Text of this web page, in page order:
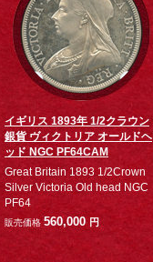
イギリス 1893年 1/2クラウン
銀貨 ヴィクトリア オールドヘ
ッド NGC PF64CAM
Great Britain 1893 1/2Crown
Silver Victoria Old head NGC
PF64
販売価格 560,000 円